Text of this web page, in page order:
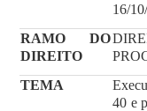
16/
RAMO DO
DIREITO
TEMA
40 e